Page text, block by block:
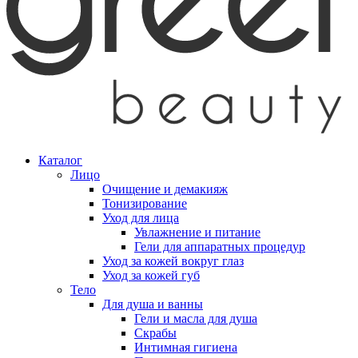
Каталог
Лицо
Очищение и демакияж
Тонизирование
Уход для лица
Увлажнение и питание
Гели для аппаратных процедур
Уход за кожей вокруг глаз
Уход за кожей губ
Тело
Для душа и ванны
Гели и масла для душа
Скрабы
Интимная гигиена